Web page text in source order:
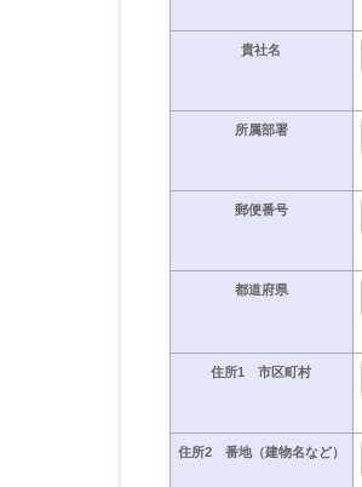
貴社名
所属部署
郵便番号
都道府県
住所1 市区町村
住所2 番地（建物名など）